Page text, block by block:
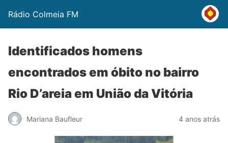
Rádio Colmeia FM
Identificados homens
encontrados em óbito no bairro
Rio D’areia em União da Vitória
Mariana Baufleur 4 anos atrás